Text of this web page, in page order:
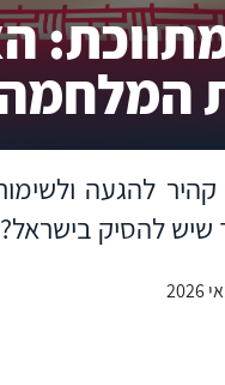
להגעה
להסיק בישראל?